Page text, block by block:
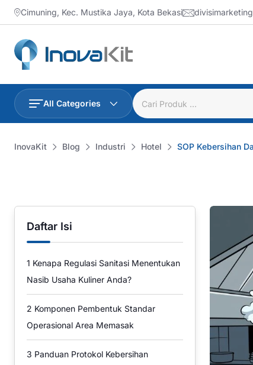
Skip
to
content
Cimuning, Kec. Mustika Jaya, Kota Bekasi
All Categories
InovaKit Blog Industri Hotel SOP Kebersihan
Daftar Isi
1 Kenapa Regulasi Sanitasi Menentukan
Nasib Usaha Kuliner Anda?
2 Komponen Pembentuk Standar
Operasional Area Memasak
3 Panduan Protokol Kebersihan